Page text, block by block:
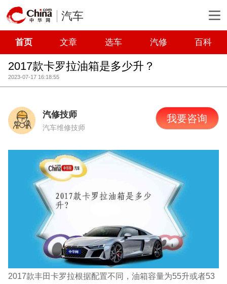
汽车
首页 文章 选车 汽修 百科
2017款卡罗拉油箱是多少升？
2023-07-17 16:18:55
汽修技师
汽车维修技师
我要咨询
2017款丰田卡罗拉根据配置不同，油箱容量为55升或者53